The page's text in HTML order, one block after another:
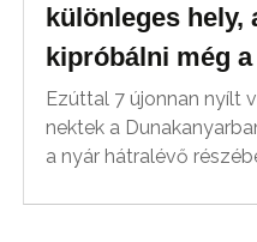
különleges hely,
kipróbálni még
Ezúttal 7 újonnan nyílt
nektek a
a nyár hátralévő